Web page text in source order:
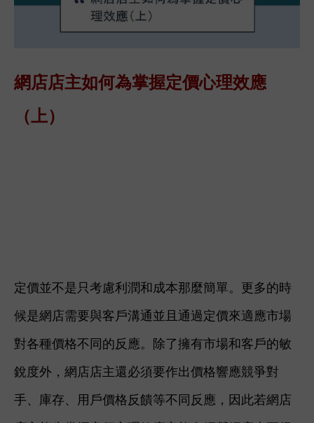
網店店主如何為掌握定價心理效應
（上）
定價並不是只考慮利潤和成本那麼簡單。更多的時
候是網店需要與客戶溝通並且通過定價來適應市場
對各種價格不同的反應。除了擁有市場和客戶的敏
銳度外，網店店主還必須要作出價格響應競爭對
手、庫存、用戶價格反饋等不同反應，因此若網店